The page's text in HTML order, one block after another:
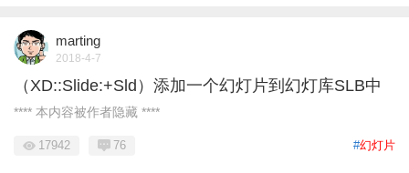
marting
2018-4-7
（XD::Slide:+Sld）添加一个幻灯片到幻灯库SLB中
**** 本内容被作者隐藏 ****
#幻灯片
17942 76